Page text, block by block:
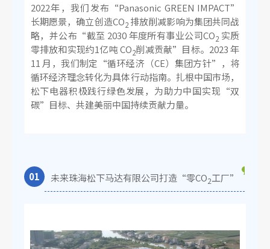
2022年，我们发布“Panasonic GREEN IMPACT”
长期愿景，确立创造CO2排放削减影响为集团共同战
略，并公布“截至 2030 年度所有事业公司CO2 实质
零排放和实现约1亿吨 CO2削减贡献”目标。2023 年
11 月，我们制定“循环经济（CE）集团方针”，将
循环经济理念转化为具体行动指南。扎根中国市场，
松下电器积极践行绿色发展，为助力中国实现“双
碳”目标、共建美丽中国持续贡献力量。
01 未来珠海松下马达有限公司打造“零CO2工厂”